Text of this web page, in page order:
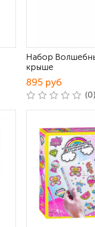
Набор
крыше
895 руб